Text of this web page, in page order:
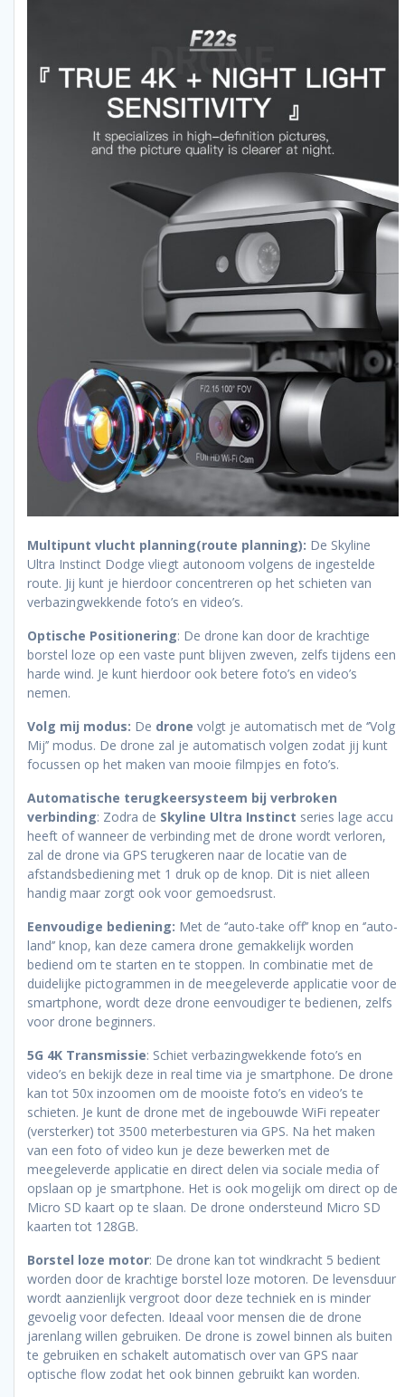
Multipunt vlucht planning(route planning): De Skyline
Ultra Instinct Dodge vliegt autonoom volgens de ingestelde
route. Jij kunt je hierdoor concentreren op het schieten van
verbazingwekkende foto’s en video’s.
Optische Positionering: De drone kan door de krachtige
borstel loze op een vaste punt blijven zweven, zelfs tijdens een
harde wind. Je kunt hierdoor ook betere foto’s en video’s
nemen.
Volg mij modus: De drone volgt je automatisch met de ‘’Volg
Mij’’ modus. De drone zal je automatisch volgen zodat jij kunt
focussen op het maken van mooie filmpjes en foto’s.
Automatische terugkeersysteem bij verbroken
verbinding: Zodra de Skyline Ultra Instinct series lage accu
heeft of wanneer de verbinding met de drone wordt verloren,
zal de drone via GPS terugkeren naar de locatie van de
afstandsbediening met 1 druk op de knop. Dit is niet alleen
handig maar zorgt ook voor gemoedsrust.
Eenvoudige bediening: Met de ‘’auto-take off’’ knop en ‘’auto-
land’’ knop, kan deze camera drone gemakkelijk worden
bediend om te starten en te stoppen. In combinatie met de
duidelijke pictogrammen in de meegeleverde applicatie voor de
smartphone, wordt deze drone eenvoudiger te bedienen, zelfs
voor drone beginners.
5G 4K Transmissie: Schiet verbazingwekkende foto’s en
video’s en bekijk deze in real time via je smartphone. De drone
kan tot 50x inzoomen om de mooiste foto’s en video’s te
schieten. Je kunt de drone met de ingebouwde WiFi repeater
(versterker) tot 3500 meterbesturen via GPS. Na het maken
van een foto of video kun je deze bewerken met de
meegeleverde applicatie en direct delen via sociale media of
opslaan op je smartphone. Het is ook mogelijk om direct op de
Micro SD kaart op te slaan. De drone ondersteund Micro SD
kaarten tot 128GB.
Borstel loze motor: De drone kan tot windkracht 5 bedient
worden door de krachtige borstel loze motoren. De levensduur
wordt aanzienlijk vergroot door deze techniek en is minder
gevoelig voor defecten. Ideaal voor mensen die de drone
jarenlang willen gebruiken. De drone is zowel binnen als buiten
te gebruiken en schakelt automatisch over van GPS naar
optische flow zodat het ook binnen gebruikt kan worden.